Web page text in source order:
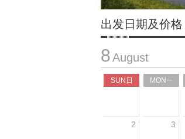
出发日期及价格
8August
SUN日 MON一
2 3